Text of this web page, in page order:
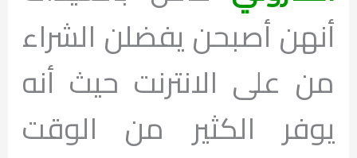
أنهن أصبحن يفضلن الشراء
من على الانترنت حيث أنه
يوفر الكثير من الوقت